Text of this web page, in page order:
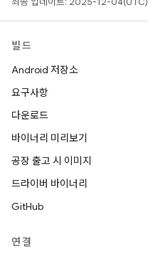
빌드
Android 저장소
요구사항
다운로드
바이너리 미리보기
공장 출고 시 이미지
드라이버 바이너리
GitHub
연결